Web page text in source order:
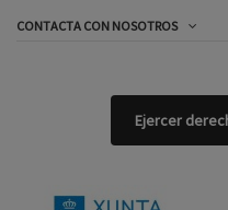
CONTACTA CON NOSOTROS
Ejercer